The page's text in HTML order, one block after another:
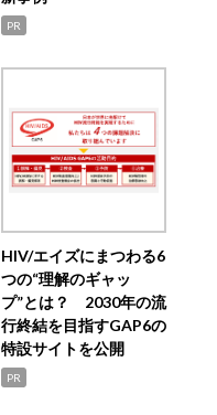
PR
HIV/エイズにまつわる6
つの“理解のギャッ
プ”とは？ 2030年の流
行終結を目指すGAP6の
特設サイトを公開
PR